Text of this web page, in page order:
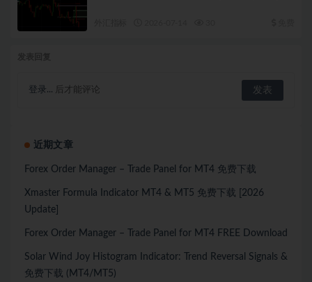
登录... 后才能评论
近期文章
Forex Order Manager – Trade Panel for MT4 免费下载
Xmaster Formula Indicator MT4 & MT5 免费下载 [2026
Update]
Forex Order Manager – Trade Panel for MT4 FREE Download
Solar Wind Joy Histogram Indicator: Trend Reversal Signals &
免费下载 (MT4/MT5)